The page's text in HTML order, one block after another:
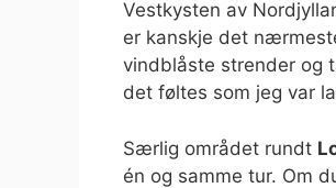
Vestkysten av
er kanskje det
vindblåste strender og
det føltes som jeg var
Særlig området rundt
én og samme tur. Om